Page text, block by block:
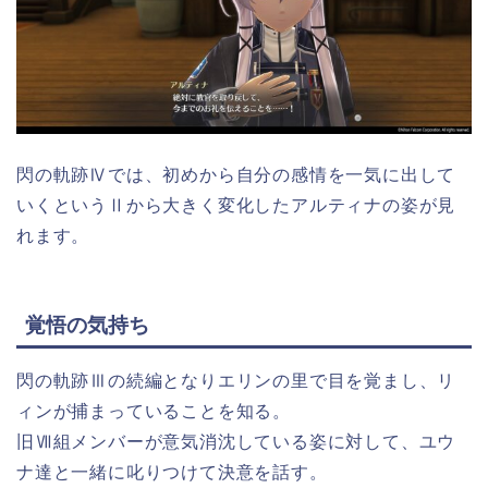
閃の軌跡Ⅳでは、初めから自分の感情を一気に出して
いくというⅡから大きく変化したアルティナの姿が見
れます。
覚悟の気持ち
閃の軌跡Ⅲの続編となりエリンの里で目を覚まし、リ
ィンが捕まっていることを知る。
旧Ⅶ組メンバーが意気消沈している姿に対して、ユウ
ナ達と一緒に叱りつけて決意を話す。